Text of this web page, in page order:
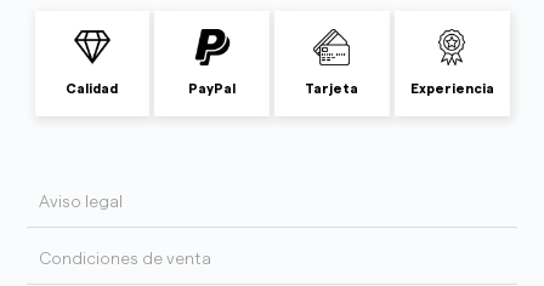
Calidad PayPal Tarjeta Experiencia
Aviso legal
Condiciones de venta